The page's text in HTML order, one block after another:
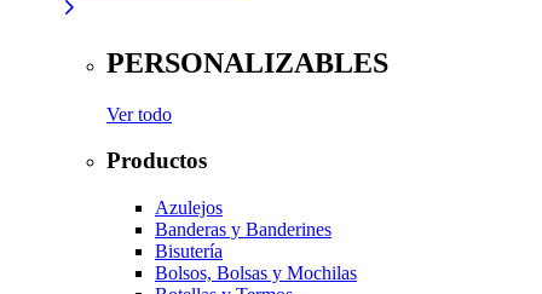
PERSONALIZABLES
Ver todo
Productos
Azulejos
Banderas y Banderines
Bisutería
Bolsos, Bolsas y Mochilas